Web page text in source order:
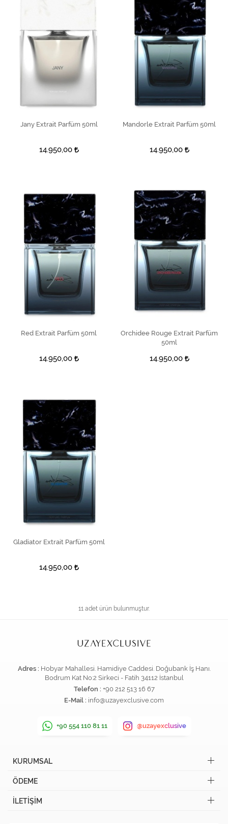
SEPETE EKLE
Jany Extrait Parfüm 50ml
14.950,00
SEPETE EKLE
Mandorle Extrait Parfüm 50ml
14.950,00
SEPETE EKLE
Red Extrait Parfüm 50ml
14.950,00
SEPETE EKLE
Orchidee Rouge Extrait Parfüm
50ml
14.950,00
SEPETE EKLE
Gladiator Extrait Parfüm 50ml
14.950,00
11 adet ürün bulunmuştur.
Adres : Hobyar Mahallesi. Hamidiye Caddesi. Doğubank İş Hanı.
Bodrum Kat No:2 Sirkeci - Fatih 34112 İstanbul
Telefon : +90 212 513 16 67
E-Mail : info@uzayexclusive.com
+90 554 110 81 11 @uzayexclusive
KURUMSAL
ÖDEME
İLETİŞİM